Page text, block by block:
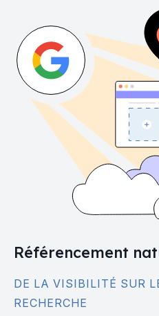
Référencement
DE LA VISIBILITÉ SUR
RECHERCHE